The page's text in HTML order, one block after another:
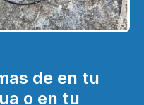
de en tu
o en tu